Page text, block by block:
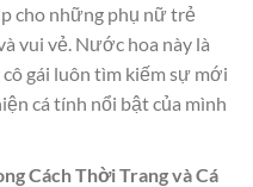
cho những phụ nữ trẻ
vui vẻ. Nước hoa này là
gái luôn tìm kiếm sự mới
cá tính nổi bật của mình
Cách Thời Trang và Cá